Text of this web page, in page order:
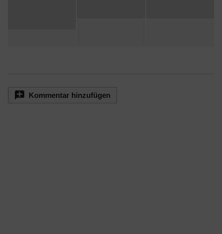
Kommentar hinzufügen